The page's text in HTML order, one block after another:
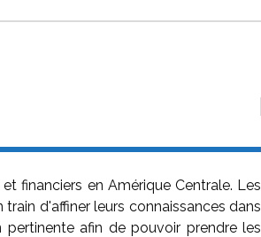
financiers en Amérique Centrale. Les
d'affiner leurs connaissances dans
afin de pouvoir prendre les